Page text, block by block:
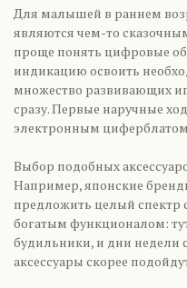
Для малышей в раннем
являются чем-то
проще понять цифровые
индикацию освоить
множество развивающих
сразу. Первые наручные
электронным
Выбор подобных
Например, японские
предложить целый спектр
богатым функционалом:
будильники, и дни недели
аксессуары скорее